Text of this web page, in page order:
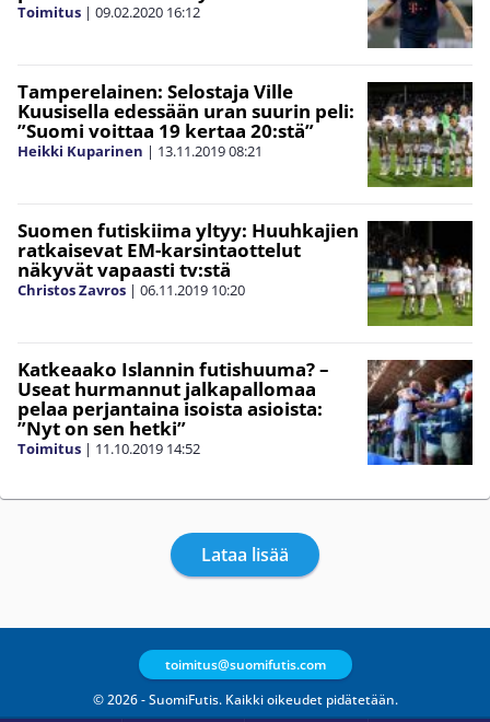
Toimitus | 09.02.2020 16:12
Tamperelainen: Selostaja Ville
Kuusisella edessään uran suurin peli:
”Suomi voittaa 19 kertaa 20:stä”
Heikki Kuparinen | 13.11.201908:21
Suomen futiskiima yltyy: Huuhkajien
ratkaisevat EM-karsintaottelut
näkyvät vapaasti tv:stä
Christos Zavros | 06.11.2019 10:20
Katkeaako Islannin futishuuma? –
Useat hurmannut jalkapallomaa
pelaa perjantaina isoista asioista:
”Nyt on sen hetki”
Toimitus | 11.10.2019 14:52
Lataa lisää
© 2026 - SuomiFutis. Kaikki oikeudet pidätetään.
toimitus@suomifutis.com